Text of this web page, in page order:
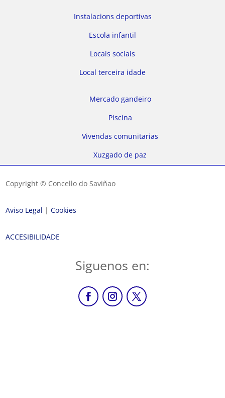
Instalacions deportivas
Escola infantil
Locais sociais
Local terceira idade
Mercado gandeiro
Piscina
Vivendas comunitarias
Xuzgado de paz
Copyright © Concello do Saviñao
Aviso Legal |Cookies
ACCESIBILIDADE
Siguenos en: